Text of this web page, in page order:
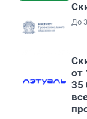
До
от
35